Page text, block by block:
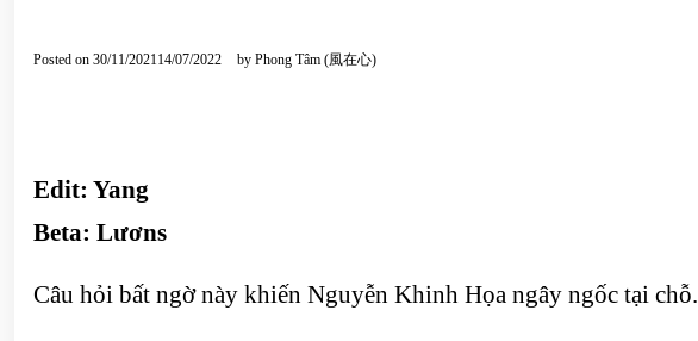
Posted on 30/11/202114/07/2022 by Phong Tâm (風在心)
Edit: Yang
Beta: Lươns
Câu hỏi bất ngờ này khiến Nguyễn Khinh Họa ngây ngốc tại chỗ.